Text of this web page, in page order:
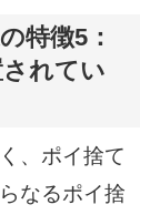
特徴5：
れてい
、ポイ捨て
なるポイ捨